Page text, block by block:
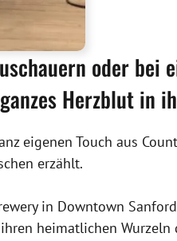
oder
Herzblut in
eigenen Touch aus
erzählt.
in Downtown
heimatlichen Wurzeln